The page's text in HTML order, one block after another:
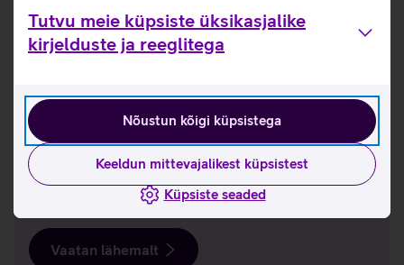
Tutvu meie küpsiste üksikasjalike
kirjelduste ja reeglitega
Nõustun kõigi küpsistega
Keeldun mittevajalikest küpsistest
Küpsiste seaded
Puhas heli. Sujuv ühendus.
Apple AirPods 4 tõstab sinu kuulamiskogemuse
uuele tasemele.
Vaatan lähemalt